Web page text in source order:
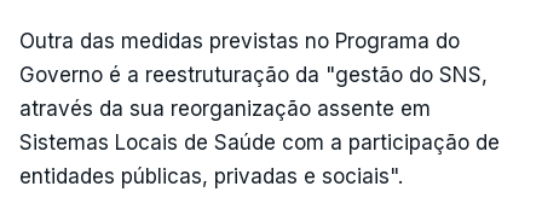
Outra das medidas previstas no Programa do
Governo é a reestruturação da "gestão do SNS,
através da sua reorganização assente em
Sistemas Locais de Saúde com a participação de
entidades públicas, privadas e sociais".